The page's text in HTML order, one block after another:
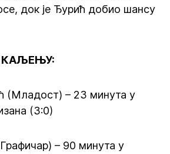
док је Ђурић добио шансу
КАЉЕЊУ:
(Младост) – 23 минута у
(3:0)
– 90 минута у